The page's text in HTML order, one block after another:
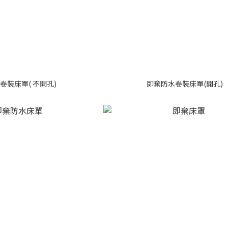
裝床單( 不開孔) 即棄防水卷裝床單(開孔)